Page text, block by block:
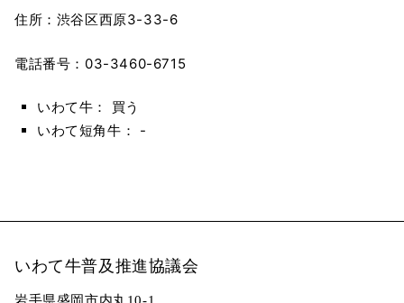
住所：渋谷区西原3-33-6
電話番号：03-3460-6715
いわて牛： 買う
いわて短角牛： -
いわて牛普及推進協議会